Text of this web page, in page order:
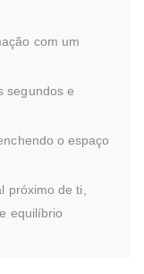
com um
segundos e
o espaço
próximo de ti,
equilíbrio